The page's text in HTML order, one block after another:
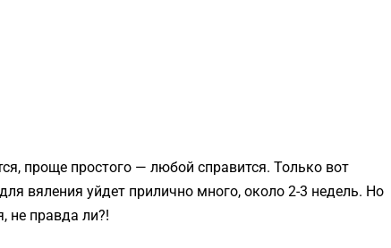
проще простого — любой справится. Только вот
вяления уйдет прилично много, около 2-3 недель. Но
не правда ли?!